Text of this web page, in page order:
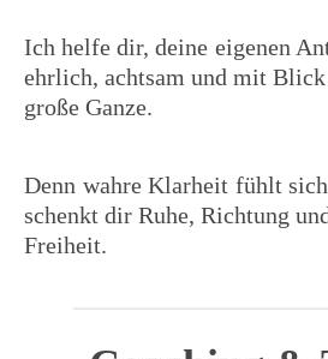
Ich helfe dir, deine eigenen
ehrlich, achtsam und mit Blick
große Ganze.
Denn wahre Klarheit fühlt
schenkt dir Ruhe, Richtung
Freiheit.